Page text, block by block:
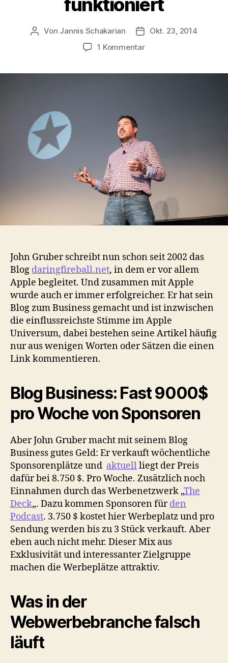
funktioniert
Beitragsautor
Von Jannis Schakarian Veröffentlichungsdatum
Okt. 23, 2014
1 Kommentarzu
funktioniert
John Gruber schreibt nun schon seit 2002 das
Blog daringfireball.net, in dem er vor allem
Apple begleitet. Und zusammen mit Apple
wurde auch er immer erfolgreicher. Er hat sein
Blog zum Business gemacht und ist inzwischen
die einflussreichste Stimme im Apple
Universum, dabei bestehen seine Artikel häufig
nur aus wenigen Worten oder Sätzen die einen
Link kommentieren.
Blog Business: Fast 9000$
pro Woche von Sponsoren
Aber John Gruber macht mit seinem Blog
Business gutes Geld: Er verkauft wöchentliche
Sponsorenplätze und aktuellliegt der Preis
dafür bei 8.750 $. Pro Woche. Zusätzlich noch
Einnahmen durch das Werbenetzwerk „The
Deck„. Dazu kommen Sponsoren fürden
Podcast. 3.750 $ kostet hier Werbeplatz und pro
Sendung werden bis zu 3 Stück verkauft. Aber
eben auch nicht mehr. Dieser Mix aus
Exklusivität und interessanter Zielgruppe
machen die Werbeplätze attraktiv.
Was in der
Webwerbebranche falsch
läuft